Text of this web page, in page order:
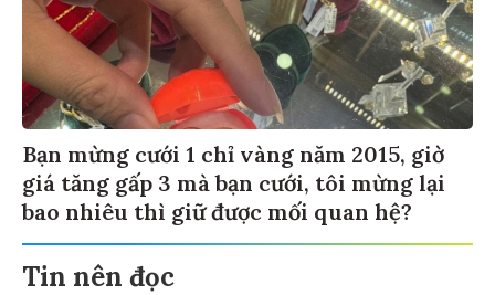
Bạn mừng cưới 1 chỉ vàng năm 2015, giờ
giá tăng gấp 3 mà bạn cưới, tôi mừng lại
bao nhiêu thì giữ được mối quan hệ?
Tin nên đọc